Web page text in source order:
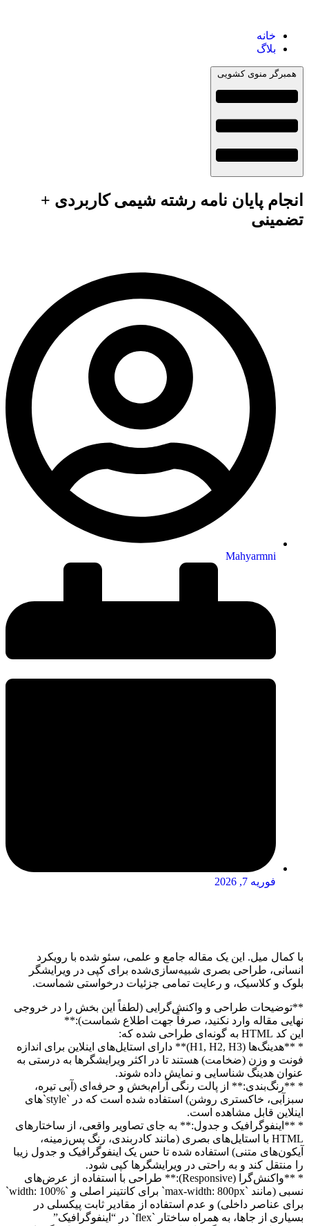
خانه
بلاگ
همبرگر منوی کشویی
انجام پایان نامه رشته شیمی کاربردی +
تضمینی
Mahyarmni
فوریه 7, 2026
با کمال میل. این یک مقاله جامع و علمی، سئو شده با رویکرد
انسانی، طراحی بصری شبیه‌سازی‌شده برای کپی در ویرایشگر
بلوک و کلاسیک، و رعایت تمامی جزئیات درخواستی شماست.
**توضیحات طراحی و واکنش‌گرایی (لطفاً این بخش را در خروجی
نهایی مقاله وارد نکنید، صرفاً جهت اطلاع شماست):**
این کد HTML به گونه‌ای طراحی شده که:
* **هدینگ‌ها (H1, H2, H3)** دارای استایل‌های اینلاین برای اندازه
فونت و وزن (ضخامت) هستند تا در اکثر ویرایشگرها به درستی به
عنوان هدینگ شناسایی و نمایش داده شوند.
* **رنگ‌بندی:** از پالت رنگی آرام‌بخش و حرفه‌ای (آبی تیره،
سبزآبی، خاکستری روشن) استفاده شده است که در `style`های
اینلاین قابل مشاهده است.
* **اینفوگرافیک و جدول:** به جای تصاویر واقعی، از ساختارهای
HTML با استایل‌های بصری (مانند کادربندی، رنگ پس‌زمینه،
آیکون‌های متنی) استفاده شده تا حس یک اینفوگرافیک و جدول زیبا
را منتقل کند و به راحتی در ویرایشگرها کپی شود.
* **واکنش‌گرا (Responsive):** طراحی با استفاده از عرض‌های
نسبی (مانند `max-width: 800px` برای کانتینر اصلی و `width: 100%`
برای عناصر داخلی) و عدم استفاده از مقادیر ثابت پیکسلی در
بسیاری از جاها، به همراه ساختار `flex` در “اینفوگرافیک”